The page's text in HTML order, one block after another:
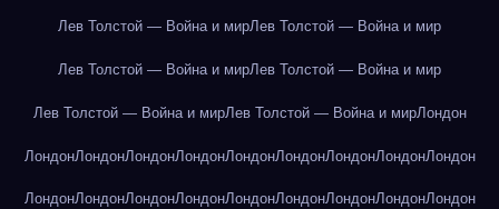
Лев Толстой — Война и мирЛев Толстой — Война и мир
Лев Толстой — Война и мирЛев Толстой — Война и мир
Лев Толстой — Война и мирЛев Толстой — Война и мирЛондон
ЛондонЛондонЛондонЛондонЛондонЛондонЛондонЛондонЛондон
ЛондонЛондонЛондонЛондонЛондонЛондонЛондонЛондонЛондон